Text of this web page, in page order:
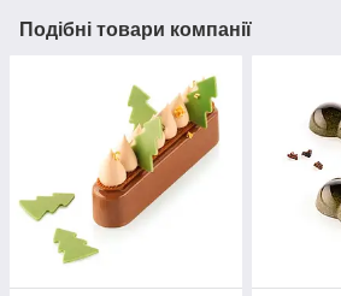
Подібні товари компанії